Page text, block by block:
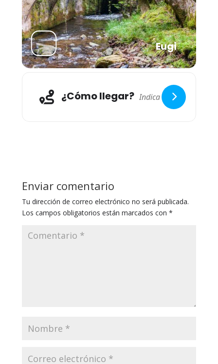
Eugi
¿Cómo llegar?
Enviar comentario
Tu dirección de correo electrónico no será publicada.
Los campos obligatorios están marcados con *